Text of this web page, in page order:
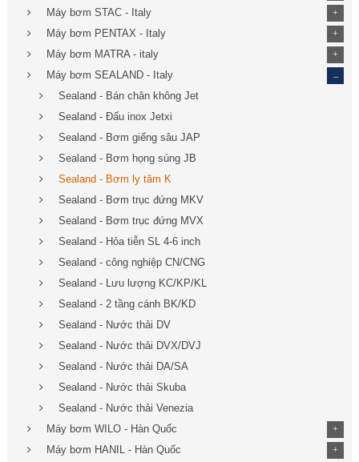
Máy bơm STAC - Italy +
Máy bơm PENTAX - Italy +
Máy bơm MATRA - italy +
Máy bơm SEALAND - Italy
Sealand - Bán chân không Jet
Sealand - Đấu inox Jetxi
Sealand - Bơm giếng sâu JAP
Sealand - Bơm họng súng JB
Sealand - Bơm ly tâm K
Sealand - Bơm trục đứng MKV
Sealand - Bơm trục đứng MVX
Sealand - Hỏa tiễn SL 4-6 inch
Sealand - công nghiệp CN/CNG
Sealand - Lưu lượng KC/KP/KL
Sealand - 2 tầng cánh BK/KD
Sealand - Nước thải DV
Sealand - Nước thải DVX/DVJ
Sealand - Nước thải DA/SA
Sealand - Nước thải Skuba
Sealand - Nước thải Venezia
Máy bơm WILO - Hàn Quốc
+
Máy bơm HANIL - Hàn Quốc +